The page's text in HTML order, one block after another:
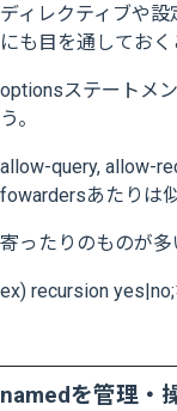
ディレクティブや
にも目を通しておく
optionsステートメ
う。
allow-query, allow-
fowardersあたりは
寄ったりのものが多
ex) recursion
namedを管理・